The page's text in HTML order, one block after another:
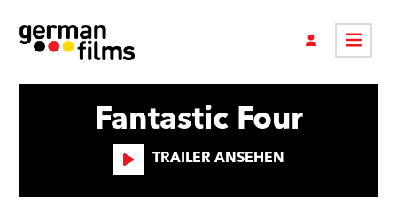
Fantastic Four
TRAILER ANSEHEN